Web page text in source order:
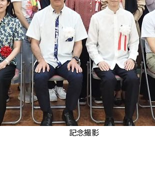
記念撮影